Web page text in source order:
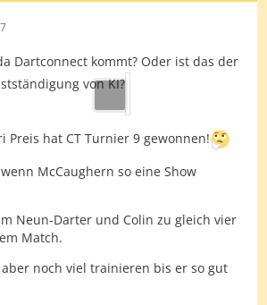
Dartconnect kommt? Oder ist das der
von KI?
Preis hat CT Turnier 9 gewonnen!
McCaughern so eine Show
Neun-Darter und Colin zu gleich vier
Match.
noch viel trainieren bis er so gut